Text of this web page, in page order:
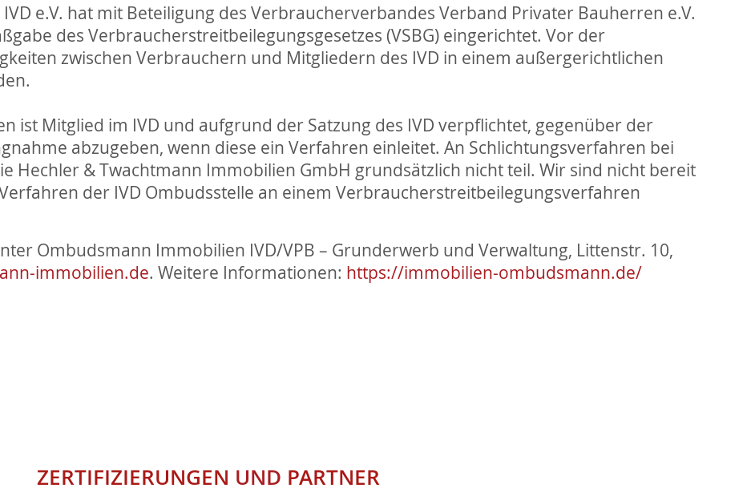
e.V. hat mit Beteiligung des Verbraucherverbandes Verband Privater Bauherren e.V.
des Verbraucherstreitbeilegungsgesetzes (VSBG) eingerichtet. Vor der
zwischen Verbrauchern und Mitgliedern des IVD in einem außergerichtlichen
ist Mitglied im IVD und aufgrund der Satzung des IVD verpflichtet, gegenüber der
abzugeben, wenn diese ein Verfahren einleitet. An Schlichtungsverfahren bei
Hechler & Twachtmann Immobilien GmbH grundsätzlich nicht teil. Wir sind nicht bereit
der IVD Ombudsstelle an einem Verbraucherstreitbeilegungsverfahren
Ombudsmann Immobilien IVD/VPB – Grunderwerb und Verwaltung, Littenstr. 10,
immobilien.de. Weitere Informationen: https://immobilien-ombudsmann.de/
ZERTIFIZIERUNGEN UND PARTNER